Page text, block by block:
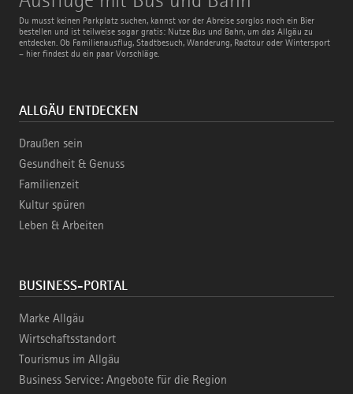
Du musst keinen Parkplatz suchen, kannst vor der Abreise sorglos noch ein Bier
bestellen und ist teilweise sogar gratis: Nutze Bus und Bahn, um das Allgäu zu
entdecken. Ob Familienausflug, Stadtbesuch, Wanderung, Radtour oder Wintersport
– hier findest du ein paar Vorschläge.
mit
Bus
und
Bahn
ALLGÄU ENTDECKEN
Draußen sein
Gesundheit & Genuss
Familienzeit
Kultur spüren
Leben & Arbeiten
BUSINESS-PORTAL
Marke Allgäu
Wirtschaftsstandort
Tourismus im Allgäu
Business Service: Angebote für die Region